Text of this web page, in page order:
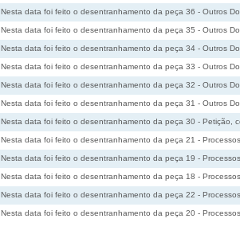
Nesta data foi feito o desentranhamento da peça 36 - Outros
Nesta data foi feito o desentranhamento da peça 35 - Outros
Nesta data foi feito o desentranhamento da peça 34 - Outros
Nesta data foi feito o desentranhamento da peça 33 - Outros
Nesta data foi feito o desentranhamento da peça 32 - Outros
Nesta data foi feito o desentranhamento da peça 31 - Outros
Nesta data foi feito o desentranhamento da peça 30 - Petição,
Nesta data foi feito o desentranhamento da peça 21 -
Nesta data foi feito o desentranhamento da peça 19 -
Nesta data foi feito o desentranhamento da peça 18 -
Nesta data foi feito o desentranhamento da peça 22 -
Nesta data foi feito o desentranhamento da peça 20 -